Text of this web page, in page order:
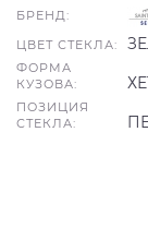
БРЕНД:
ЦВЕТ СТЕКЛА:
ФОРМА
КУЗОВА:
ПОЗИЦИЯ
СТЕКЛА: